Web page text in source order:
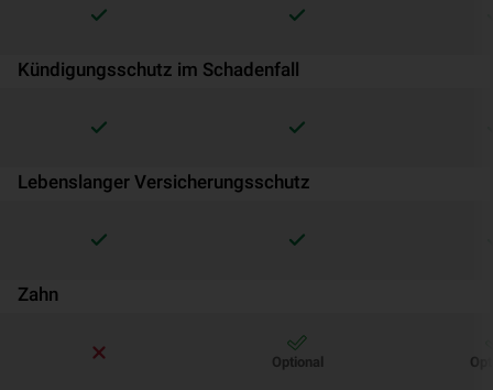
Kündigungsschutz im Schadenfall
Lebenslanger Versicherungsschutz
Zahn
Optional